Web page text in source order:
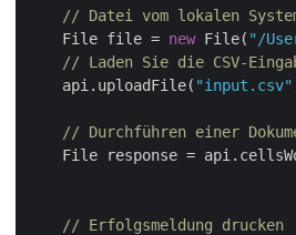
// Datei vom lokalen
    File file =
new File( "/
// Laden Sie die CSV-
    api.uploadFile(
"input.csv"
// Durchführen einer
File response =
// Erfolgsmeldung drucken